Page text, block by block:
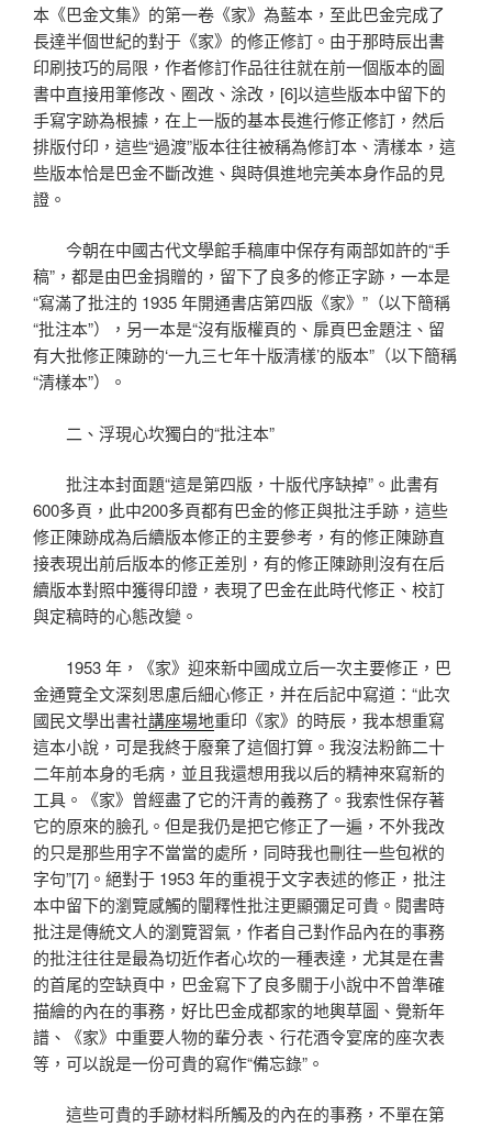
本《巴金文集》的第一卷《家》為藍本，至此巴金完成了
長達半個世紀的對于《家》的修正修訂。由于那時辰出書
印刷技巧的局限，作者修訂作品往往就在前一個版本的圖
書中直接用筆修改、圈改、涂改，[6]以這些版本中留下的
手寫字跡為根據，在上一版的基本長進行修正修訂，然后
排版付印，這些“過渡”版本往往被稱為修訂本、清樣本，這
些版本恰是巴金不斷改進、與時俱進地完美本身作品的見
證。
今朝在中國古代文學館手稿庫中保存有兩部如許的“手
稿”，都是由巴金捐贈的，留下了良多的修正字跡，一本是
“寫滿了批注的 1935 年開通書店第四版《家》”（以下簡稱
“批注本”），另一本是“沒有版權頁的、扉頁巴金題注、留
有大批修正陳跡的‘一九三七年十版清樣’的版本”（以下簡稱
“清樣本”）。
二、浮現心坎獨白的“批注本”
批注本封面題“這是第四版，十版代序缺掉”。此書有
600多頁，此中200多頁都有巴金的修正與批注手跡，這些
修正陳跡成為后續版本修正的主要參考，有的修正陳跡直
接表現出前后版本的修正差別，有的修正陳跡則沒有在后
續版本對照中獲得印證，表現了巴金在此時代修正、校訂
與定稿時的心態改變。
1953 年，《家》迎來新中國成立后一次主要修正，巴
金通覽全文深刻思慮后細心修正，并在后記中寫道：“此次
國民文學出書社講座場地重印《家》的時辰，我本想重寫
這本小說，可是我終于廢棄了這個打算。我沒法粉飾二十
二年前本身的毛病，並且我還想用我以后的精神來寫新的
工具。《家》曾經盡了它的汗青的義務了。我索性保存著
它的原來的臉孔。但是我仍是把它修正了一遍，不外我改
的只是那些用字不當當的處所，同時我也刪往一些包袱的
字句”[7]。絕對于 1953 年的重視于文字表述的修正，批注
本中留下的瀏覽感觸的闡釋性批注更顯彌足可貴。閱書時
批注是傳統文人的瀏覽習氣，作者自己對作品內在的事務
的批注往往是最為切近作者心坎的一種表達，尤其是在書
的首尾的空缺頁中，巴金寫下了良多關于小說中不曾準確
描繪的內在的事務，好比巴金成都家的地輿草圖、覺新年
譜、《家》中重要人物的輩分表、行花酒令宴席的座次表
等，可以說是一份可貴的寫作“備忘錄”。
這些可貴的手跡材料所觸及的內在的事務，不單在第